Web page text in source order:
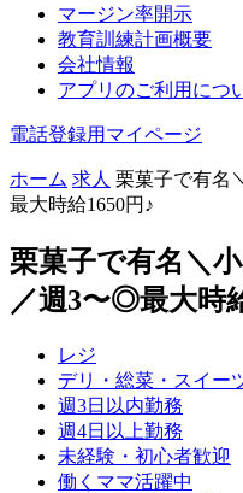
マージン率開示
教育訓練計画概要
会社情報
アプリのご利用につ
電話登録用マイページ
ホーム 求人 栗菓子で有名
最大時給1650円♪
栗菓子で有名＼
／週3〜◎最大時
レジ
デリ・総菜・スイー
週3日以内勤務
週4日以上勤務
未経験・初心者歓迎
働くママ活躍中